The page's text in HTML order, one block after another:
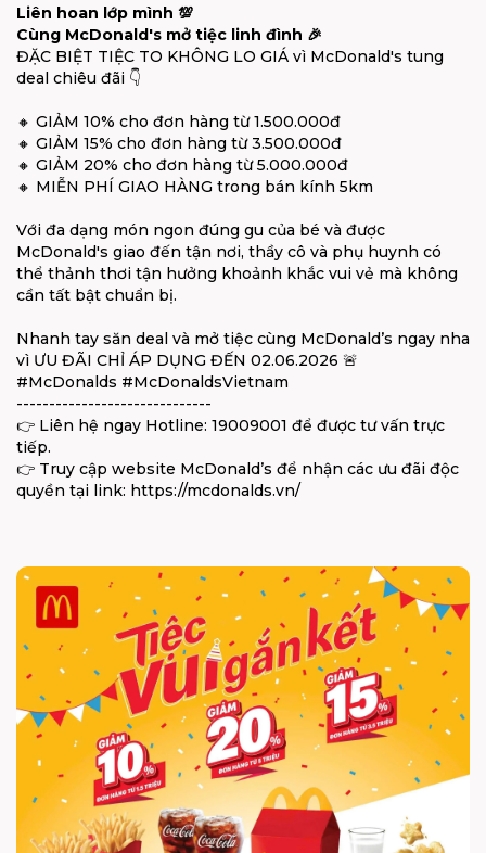
Liên hoan lớp mình 💯
Cùng McDonald's mở tiệc linh đình 🎉
ĐẶC BIỆT TIỆC TO KHÔNG LO GIÁ vì McDonald's tung
deal chiêu đãi 👇
🔸 GIẢM 10% cho đơn hàng từ 1.500.000đ
🔸 GIẢM 15% cho đơn hàng từ 3.500.000đ
🔸 GIẢM 20% cho đơn hàng từ 5.000.000đ
🔸 MIỄN PHÍ GIAO HÀNG trong bán kính 5km
Với đa dạng món ngon đúng gu của bé và được
McDonald's giao đến tận nơi, thầy cô và phụ huynh có
thể thảnh thơi tận hưởng khoảnh khắc vui vẻ mà không
cần tất bật chuẩn bị.
Nhanh tay săn deal và mở tiệc cùng McDonald’s ngay nha
vì ƯU ĐÃI CHỈ ÁP DỤNG ĐẾN 02.06.2026 🚨
#McDonalds #McDonaldsVietnam
------------------------------
👉 Liên hệ ngay Hotline: 19009001 để được tư vấn trực
tiếp.
👉 Truy cập website McDonald’s để nhận các ưu đãi độc
quyền tại link: https://mcdonalds.vn/